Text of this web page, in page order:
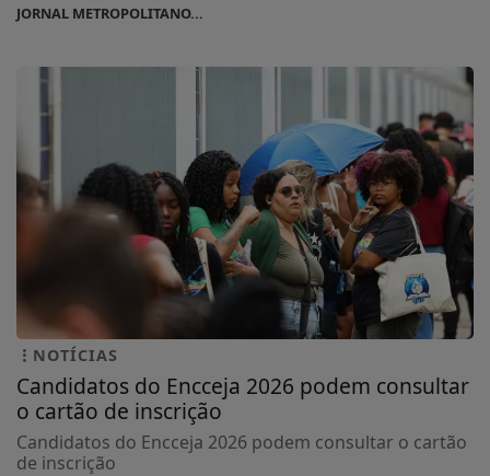
JORNAL METROPOLITANO...
NOTÍCIAS
Candidatos do Encceja 2026 podem consultar
o cartão de inscrição
Candidatos do Encceja 2026 podem consultar o cartão
de inscrição